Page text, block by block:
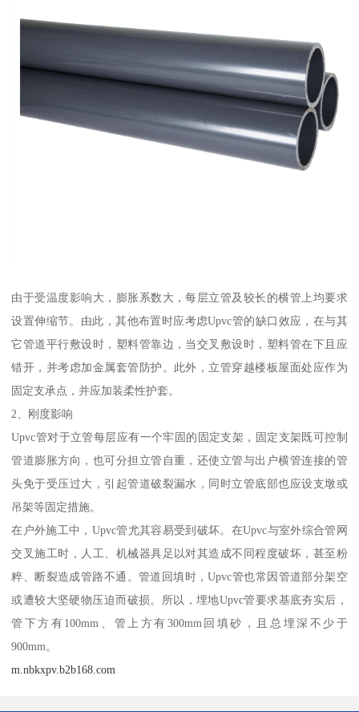
由于受温度影响大，膨胀系数大，每层立管及较长的横管上均要求
设置伸缩节。由此，其他布置时应考虑Upvc管的缺口效应，在与其
它管道平行敷设时，塑料管靠边，当交叉敷设时，塑料管在下且应
错开，并考虑加金属套管防护。此外，立管穿越楼板屋面处应作为
固定支承点，并应加装柔性护套。
2、刚度影响
Upvc管对于立管每层应有一个牢固的固定支架，固定支架既可控制
管道膨胀方向，也可分担立管自重，还使立管与出户横管连接的管
头免于受压过大，引起管道破裂漏水，同时立管底部也应设支墩或
吊架等固定措施。
在户外施工中，Upvc管尤其容易受到破坏。在Upvc与室外综合管网
交叉施工时，人工、机械器具足以对其造成不同程度破坏，甚至粉
粹、断裂造成管路不通。管道回填时，Upvc管也常因管道部分架空
或遭较大坚硬物压迫而破损。所以，埋地Upvc管要求基底夯实后，
管下方有100mm、管上方有300mm回填砂，且总埋深不少于
900mm。
m.nbkxpv.b2b168.com